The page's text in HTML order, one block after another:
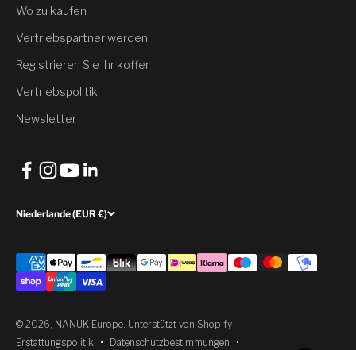
Wo zu kaufen
Vertriebspartner werden
Registrieren Sie Ihr koffer
Vertriebspolitik
Newsletter
Niederlande (EUR €)
© 2026, NANUK Europe. Unterstützt von Shopify
Erstattungspolitik
Datenschutzbestimmungen
Möchtest du es haben?